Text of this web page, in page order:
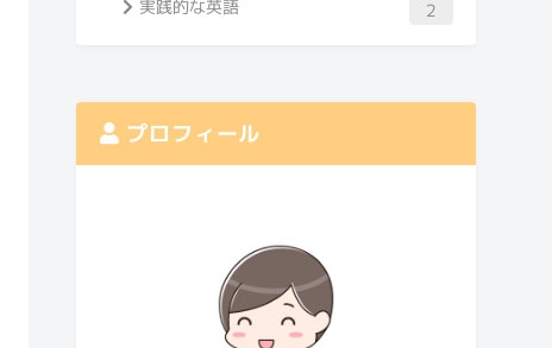
実践的な英語 2
プロフィール